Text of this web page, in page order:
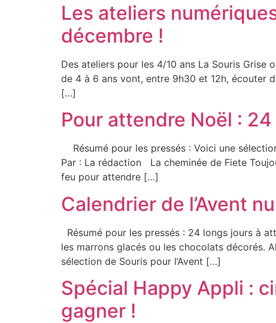
Les ateliers
décembre !
Des ateliers pour les 4/10 ans La Souris Grise
de 4 à 6 ans vont, entre 9h30 et 12h, écouter
[…]
Pour attendre Noël :
Résumé pour les pressés : Voici une
Par : La rédaction La cheminée de Fiete
feu pour attendre […]
Calendrier de l’Avent
Résumé pour les pressés : 24 longs jours à
les marrons glacés ou les chocolats décorés.
sélection de Souris pour l’Avent […]
Spécial Happy Appli :
gagner !